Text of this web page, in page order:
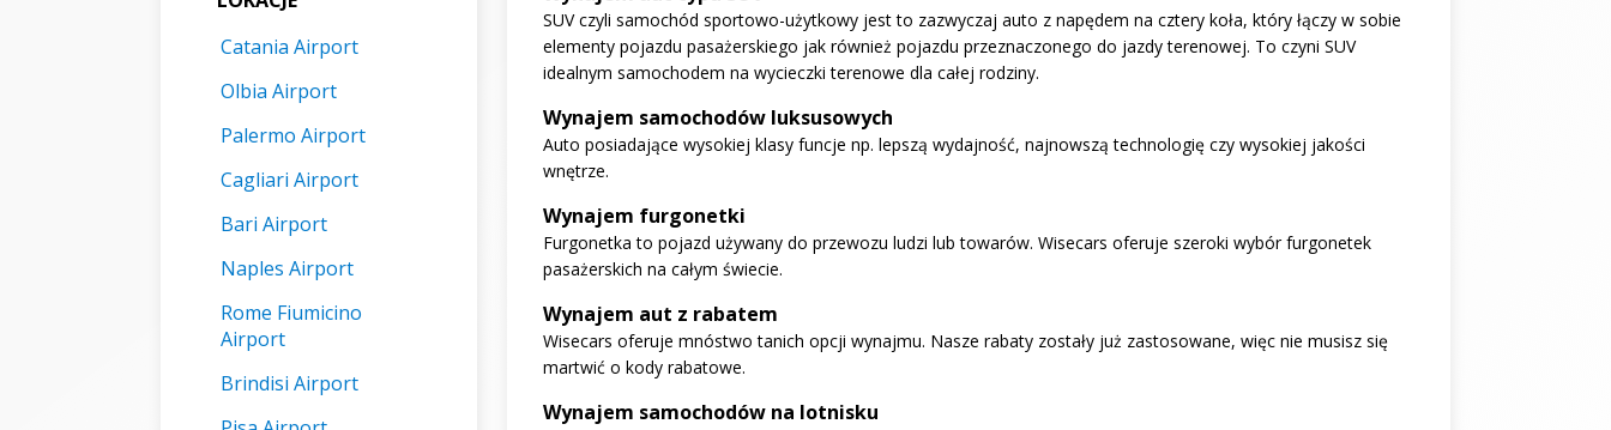
Catania Airport
Olbia Airport
Palermo Airport
Cagliari Airport
Bari Airport
Naples Airport
Rome Fiumicino
Airport
Brindisi Airport
SUV czyli samochód sportowo-użytkowy jest to zazwyczaj auto z napędem na cztery koła, który łączy w sobie
elementy pojazdu pasażerskiego jak również pojazdu przeznaczonego do jazdy terenowej. To czyni SUV
idealnym samochodem na wycieczki terenowe dla całej rodziny.
Wynajem samochodów luksusowych
Auto posiadające wysokiej klasy funcje np. lepszą wydajność, najnowszą technologię czy wysokiej jakości
wnętrze.
Wynajem furgonetki
Furgonetka to pojazd używany do przewozu ludzi lub towarów. Wisecars oferuje szeroki wybór furgonetek
pasażerskich na całym świecie.
Wynajem aut z rabatem
Wisecars oferuje mnóstwo tanich opcji wynajmu. Nasze rabaty zostały już zastosowane, więc nie musisz się
martwić o kody rabatowe.
Wynajem samochodów na lotnisku